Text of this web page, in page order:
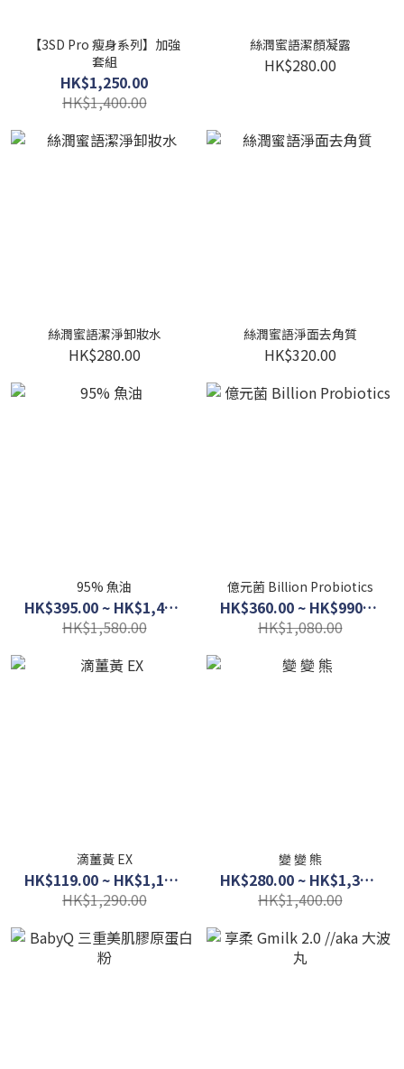
【3SD Pro 瘦身系列】加強
套組
HK$1,250.00
HK$1,400.00
絲潤蜜語潔顏凝露
HK$280.00
絲潤蜜語潔淨卸妝水
HK$280.00
絲潤蜜語淨面去角質
HK$320.00
95% 魚油
HK$395.00 ~ HK$1,400.00
HK$1,580.00
億元菌 Billion Probiotics
HK$360.00 ~ HK$990.00
HK$1,080.00
滴薑黃 EX
HK$119.00 ~ HK$1,100.00
HK$1,290.00
變 變 熊
HK$280.00 ~ HK$1,300.00
HK$1,400.00